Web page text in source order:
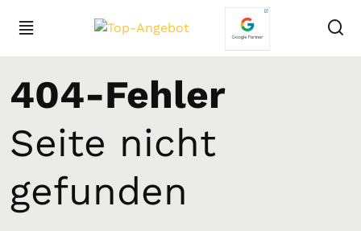
404-Fehler
Seite nicht
gefunden